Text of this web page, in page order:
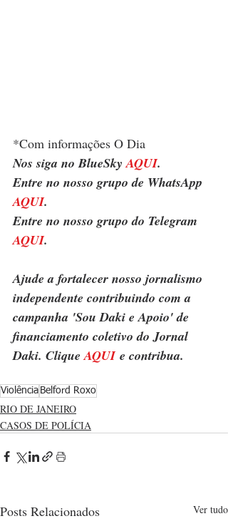
*Com informações O Dia
Nos siga no BlueSky AQUI.
Entre no nosso grupo de WhatsApp
AQUI.
Entre no nosso grupo do Telegram
AQUI.
Ajude a fortalecer nosso jornalismo
independente contribuindo com a
campanha 'Sou Daki e Apoio' de
financiamento coletivo do Jornal
Daki. Clique AQUI e contribua.
Violência Belford Roxo
RIO DE JANEIRO
CASOS DE POLÍCIA
Posts Relacionados Ver tudo